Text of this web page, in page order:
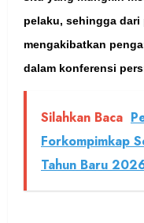
pelaku, sehingga
mengakibatkan
dalam konferensi
Silahkan Baca
Forkompimkap
Tahun Baru